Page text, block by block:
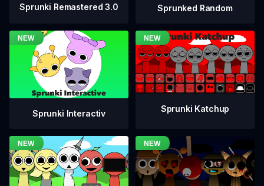
Sprunki Remastered 3.0 Sprunked Random
Sprunki Interactiv Sprunki Katchup